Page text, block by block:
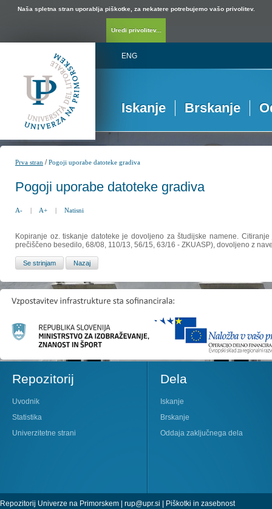
Naša spletna stran uporablja piškotke, za nekatere potrebujemo vašo privolitev.
Uredi privolitev...
ENG
Iskanje Brskanje
Prva stran /Pogoji uporabe datoteke gradiva
Pogoji uporabe datoteke gradiva
A- | A+ | Natisni
Kopiranje oz. tiskanje datoteke je dovoljeno za študijske namene.
prečiščeno besedilo, 68/08, 110/13, 56/15, 63/16 - ZKUASP), dovoljeno z
Repozitorij
Uvodnik
Statistika
Univerzitetne strani
Dela
Iskanje
Brskanje
Oddaja zaključnega dela
Repozitorij Univerze na Primorskem | rup@upr.si | Piškotki in zasebnost